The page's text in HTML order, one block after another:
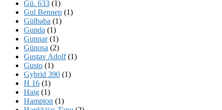
Gü. 633 (1)
Gul Bennep (1)
Gülbaba (1)
Gunda (1)
Gunnar(1)
Günosa (2)
Gustav Adolf(1)
Gusto (1)
Gybrid 390 (1)
H 16 (1)
Haig (1)
Hampton (1)